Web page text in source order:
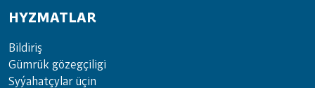
HYZMATLAR
Bil­di­riş
Güm­rük gö­zeg­çi­li­gi
Sy­ýa­hat­çy­lar ü­çin